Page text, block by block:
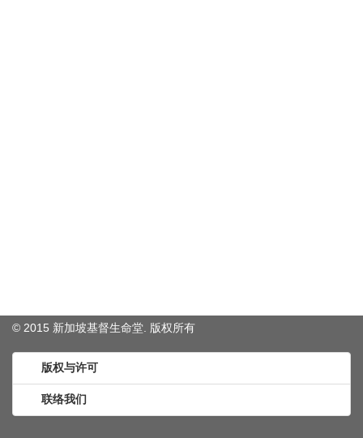
© 2015 新加坡基督生命堂. 版权所有
版权与许可
联络我们